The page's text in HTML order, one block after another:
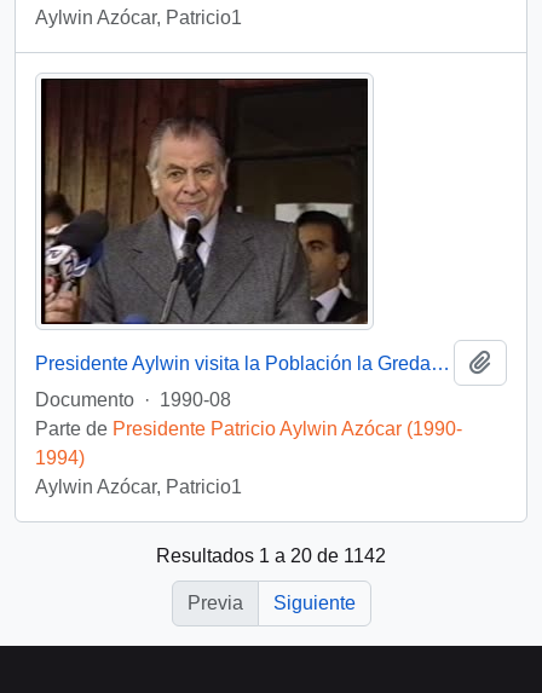
Aylwin Azócar, Patricio1
Presidente Aylwin visita la Población la Greda en gira VIII Región: video
Documento · 1990-08
Parte de Presidente Patricio Aylwin Azócar (1990-
1994)
Aylwin Azócar, Patricio1
Resultados 1 a 20 de 1142
Previa Siguiente